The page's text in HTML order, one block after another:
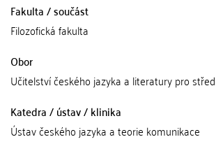
Fakulta / součást
Filozofická fakulta
Obor
Učitelství českého jazyka a literatury pro
Katedra / ústav / klinika
Ústav českého jazyka a teorie komunikace